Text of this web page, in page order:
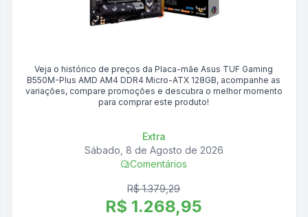
Veja o histórico de preços daPlaca-mãe Asus TUF Gaming
B550M-Plus AMD AM4 DDR4 Micro-ATX 128GB, acompanhe as
variações, compare promoções e descubra o melhor momento
para comprar este produto!
Extra
Sábado, 8 de Agosto de 2026
Comentários
R$ 1.379,29
R$ 1.268,95